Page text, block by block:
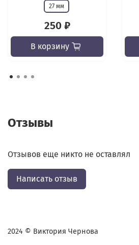
27 мм
250 ₽
В корзину
Отзывы
Отзывов еще никто не оставлял
Написать отзыв
2024 © Виктория Чернова